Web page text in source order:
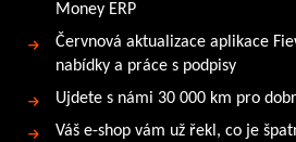
Money ERP
Červnová aktualizace aplikace
nabídky a práce s podpisy
Ujdete s námi 30 000 km pro
Váš e-shop vám už řekl, co je